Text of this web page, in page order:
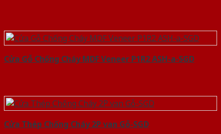
Cửa Gỗ Chống Cháy MDF Veneer P1R2 ASH-a-SGD
Cửa Thép Chống Cháy 2P van Gỗ-SGD